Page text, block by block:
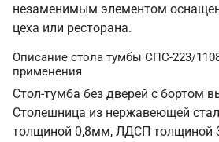
незаменимым элементом
цеха или ресторана.
Описание стола тумбы СПС-223/
применения
Стол-тумба без дверей с бортом
Столешница из нержавеющей
толщиной 0,8мм, ЛДСП толщиной